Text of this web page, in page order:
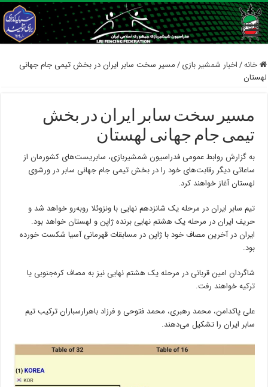
خانه/اخبار شمشیر بازی /مسیر سخت سابر ایران در بخش تیمی جام جهانی
لهستان
مسیر سخت سابر ایران در بخش
تیمی جام جهانی لهستان
به گزارش روابط عمومی فدراسیون شمشیربازی، سابریست‌های کشورمان از
ساعاتی دیگر رقابت‌های خود را در بخش تیمی جام جهانی سابر در ورشوی
لهستان آغاز خواهند کرد.
تیم سابر ایران در مرحله یک شانزدهم نهایی با ونزوئلا رو‌به‌رو خواهد شد و
حریف ایران در مرحله یک هشتم نهایی برنده ژاپن و لهستان خواهد بود‌.
ایران در آخرین مصاف خود با ژاپن در مسابقات قهرمانی آسیا شکست خورده
بود.
شاگردان امین قربانی در مرحله یک هشتم نهایی نیز به مصاف کره‌جنوبی یا
ترکیه خواهند رفت.
علی پاکدامن، محمد رهبری، محمد فتوحی و فرزاد باهرارسباران ترکیب تیم
سابر ایران را تشکیل می‌دهند.